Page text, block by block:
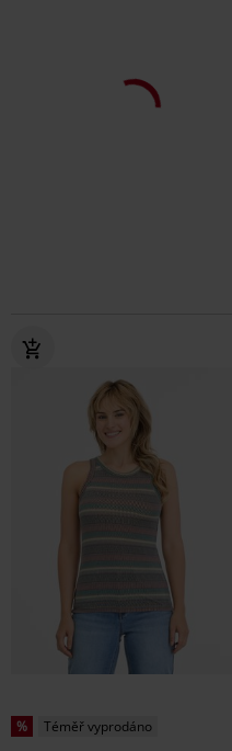
% Téměř vyprodáno